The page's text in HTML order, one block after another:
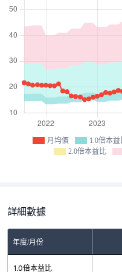
月均價 1.0倍本益
2.0倍本益比
詳細數據
年度/月份
1.0倍本益比